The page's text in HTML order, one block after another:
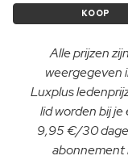
KOOP
Alle prijzen
weergegeven
Luxplus
lid worden bij
9,95 €/30
abonnement